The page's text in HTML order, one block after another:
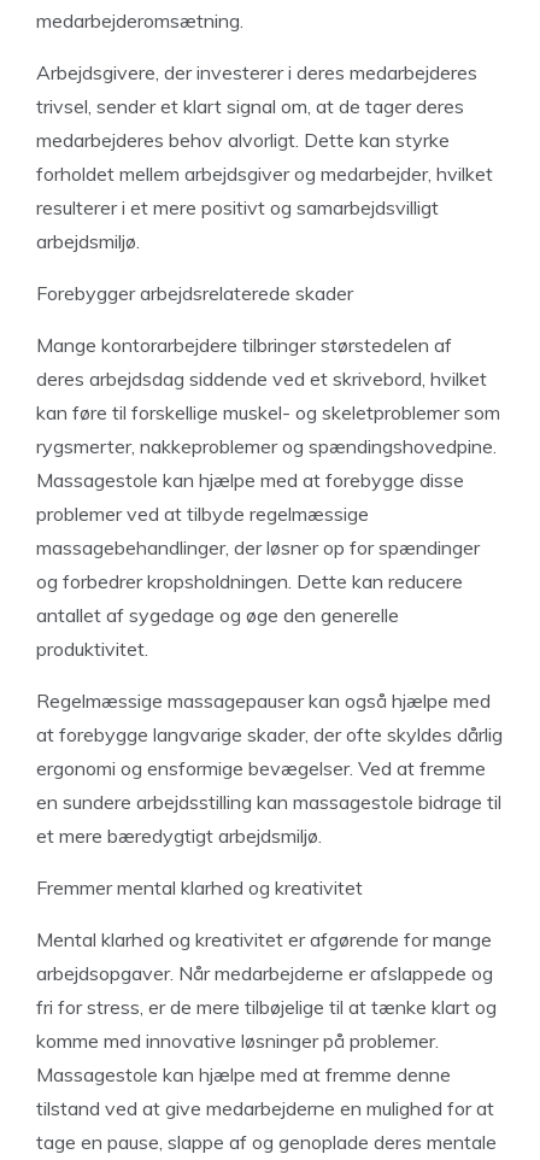
medarbejderomsætning.
Arbejdsgivere, der investerer i deres medarbejderes
trivsel, sender et klart signal om, at de tager deres
medarbejderes behov alvorligt. Dette kan styrke
forholdet mellem arbejdsgiver og medarbejder, hvilket
resulterer i et mere positivt og samarbejdsvilligt
arbejdsmiljø.
Forebygger arbejdsrelaterede skader
Mange kontorarbejdere tilbringer størstedelen af
deres arbejdsdag siddende ved et skrivebord, hvilket
kan føre til forskellige muskel- og skeletproblemer som
rygsmerter, nakkeproblemer og spændingshovedpine.
Massagestole kan hjælpe med at forebygge disse
problemer ved at tilbyde regelmæssige
massagebehandlinger, der løsner op for spændinger
og forbedrer kropsholdningen. Dette kan reducere
antallet af sygedage og øge den generelle
produktivitet.
Regelmæssige massagepauser kan også hjælpe med
at forebygge langvarige skader, der ofte skyldes dårlig
ergonomi og ensformige bevægelser. Ved at fremme
en sundere arbejdsstilling kan massagestole bidrage til
et mere bæredygtigt arbejdsmiljø.
Fremmer mental klarhed og kreativitet
Mental klarhed og kreativitet er afgørende for mange
arbejdsopgaver. Når medarbejderne er afslappede og
fri for stress, er de mere tilbøjelige til at tænke klart og
komme med innovative løsninger på problemer.
Massagestole kan hjælpe med at fremme denne
tilstand ved at give medarbejderne en mulighed for at
tage en pause, slappe af og genoplade deres mentale